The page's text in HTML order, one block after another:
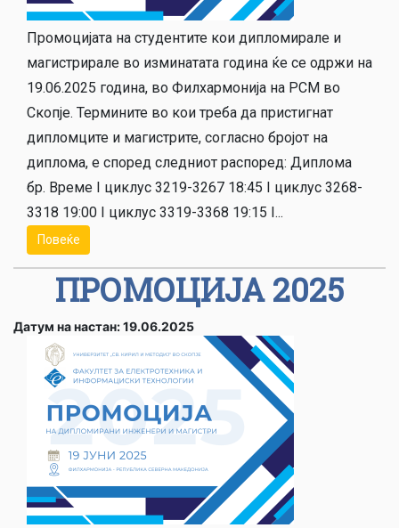
Промоцијата на студентите кои дипломирале и
магистрирале во изминатата година ќе се одржи на
19.06.2025 година, во Филхармонија на РСМ во
Скопје. Термините во кои треба да пристигнат
дипломците и магистрите, согласно бројот на
диплома, е според следниот распоред: Диплома
бр. Време I циклус 3219-3267 18:45 I циклус 3268-
3318 19:00 I циклус 3319-3368 19:15 I...
Повеќе
ПРОМОЦИЈА 2025
Датум на настан: 19.06.2025